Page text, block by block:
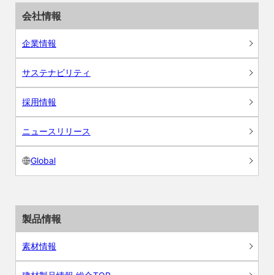
会社情報
企業情報
サステナビリティ
採用情報
ニュースリリース
Global
製品情報
素材情報